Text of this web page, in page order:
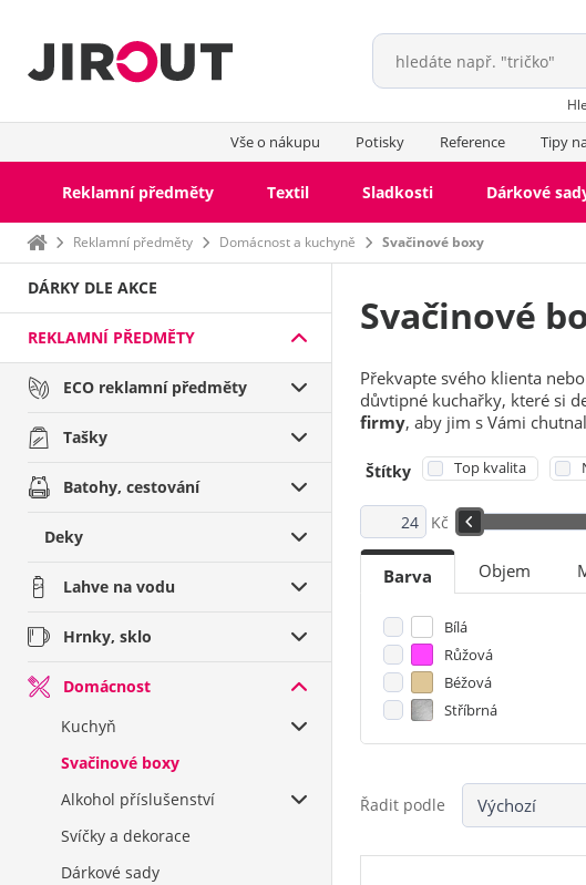
Vše o nákupu Potisky Reference Tipy
Reklamní předměty Textil Sladkosti Dárkové
Domů Reklamní předměty Domácnost a kuchyně Svačinové boxy
DÁRKY DLE AKCE
REKLAMNÍ PŘEDMĚTY
ECO reklamní předměty
Tašky
Batohy, cestování
Deky
Lahve na vodu
Hrnky, sklo
Domácnost
Kuchyň
Svačinové boxy
Alkohol příslušenství
Svíčky a dekorace
Dárkové sady
Svačinové
Překvapte svého klienta
důvtipné kuchařky, které si
firmy, aby jim s Vámi
Kč
Barva Objem
Bílá
Růžová
Béžová
Stříbrná
Štítky Top kvalita
Řadit podle